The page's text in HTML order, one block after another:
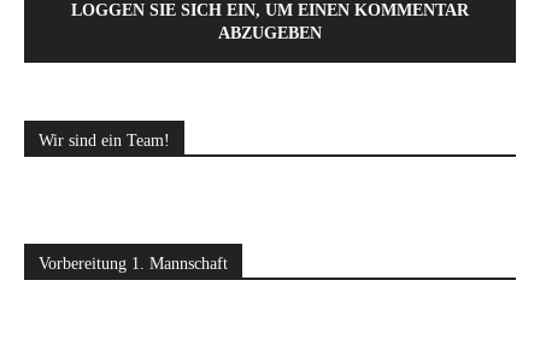
LOGGEN SIE SICH EIN, UM EINEN KOMMENTAR
ABZUGEBEN
Wir sind ein Team!
Vorbereitung 1. Mannschaft